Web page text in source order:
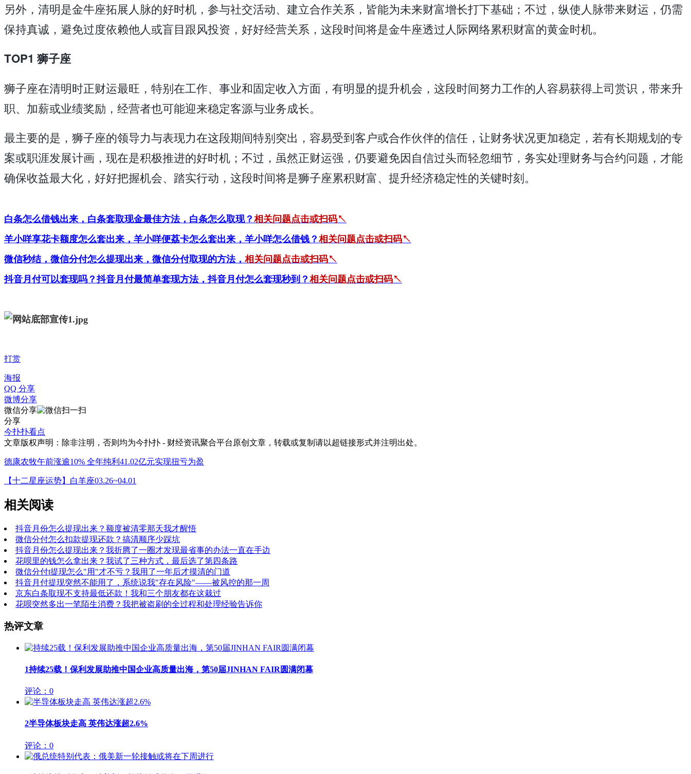
另外，清明是金牛座拓展人脉的好时机，参与社交活动、建立合作关系，皆能为未来财富增长打下基础；不过，纵使人脉带来财运，仍需
保持真诚，避免过度依赖他人或盲目跟风投资，好好经营关系，这段时间将是金牛座透过人际网络累积财富的黄金时机。
TOP1 狮子座
狮子座在清明时正财运最旺，特别在工作、事业和固定收入方面，有明显的提升机会，这段时间努力工作的人容易获得上司赏识，带来升
职、加薪或业绩奖励，经营者也可能迎来稳定客源与业务成长。
最主要的是，狮子座的领导力与表现力在这段期间特别突出，容易受到客户或合作伙伴的信任，让财务状况更加稳定，若有长期规划的专
案或职涯发展计画，现在是积极推进的好时机；不过，虽然正财运强，仍要避免因自信过头而轻忽细节，务实处理财务与合约问题，才能
确保收益最大化，好好把握机会、踏实行动，这段时间将是狮子座累积财富、提升经济稳定性的关键时刻。
白条怎么借钱出来，白条套取现金最佳方法，白条怎么取现？ 相关问题点击或扫码↖
羊小咩享花卡额度怎么套出来，羊小咩便荔卡怎么套出来，羊小咩怎么借钱？ 相关问题点击或扫码↖
微信秒结，微信分付怎么提现出来，微信分付取现的方法， 相关问题点击或扫码↖
抖音月付可以套现吗？抖音月付最简单套现方法，抖音月付怎么套现秒到？ 相关问题点击或扫码↖
打赏
海报
QQ 分享
微博分享
微信分享
分享
今扑扑看点
文章版权声明：除非注明，否则均为今扑扑 - 财经资讯聚合平台 原创文章，转载或复制请以超链接形式并注明出处。
德康农牧午前涨逾10% 全年纯利41.02亿元实现扭亏为盈
【十二星座运势】白羊座03.26~04.01
相关阅读
抖音月份怎么提现出来？额度被清零那天我才醒悟
微信分付怎么扣款提现还款？搞清顺序少踩坑
抖音月份怎么提现出来？我折腾了一圈才发现最省事的办法一直在手边
花呗里的钱怎么拿出来？我试了三种方式，最后选了第四条路
微信分付t提现怎么"用"才不亏？我用了一年后才摸清的门道
抖音月付提现突然不能用了，系统说我"存在风险"——被风控的那一周
京东白条取现不支持最低还款！我和三个朋友都在这栽过
花呗突然多出一笔陌生消费？我把被盗刷的全过程和处理经验告诉你
热评文章
1持续25载！保利发展助推中国企业高质量出海，第50届JINHAN FAIR圆满闭幕
评论：0
2半导体板块走高 英伟达涨超2.6%
评论：0